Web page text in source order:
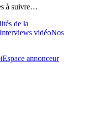
à suivre…
de la
Interviews vidéoNos
Espace annonceur